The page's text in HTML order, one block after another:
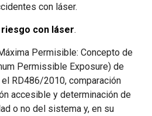
con láser.
riesgo con láser.
Permisible: Concepto de
Permissible Exposure) de
RD486/2010, comparación
accesible y determinación de
o no del sistema y, en su